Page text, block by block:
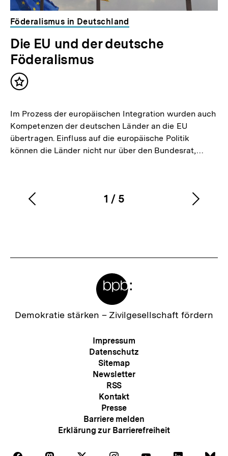
Föderalismus in Deutschland
Die EU und der deutsche
Föderalismus
Inhalt
Im Prozess der europäischen Integration wurden auch
Kompetenzen der deutschen Länder an die EU
übertragen. Einfluss auf die europäische Politik
können die Länder nicht nur über den Bundesrat,…
Karussellinhalt
1
von
/ 5
Vorherigen
Zur
Demokratie stärken – Zivilgesellschaft fördern
Meta-
Navigation
Impressum
Datenschutz
Sitemap
Newsletter
RSS
Kontakt
Presse
Barriere melden
Erklärung zur Barrierefreiheit